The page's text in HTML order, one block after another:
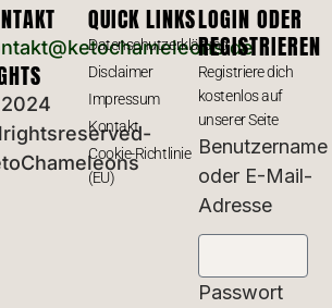
QUICK LINKS
Datenschutzerklärung
Disclaimer
Impressum
Kontakt
Cookie-Richtlinie
(EU)
LOGIN ODER
REGISTRIEREN
Registriere dich
kostenlos auf
unserer Seite
Benutzername
oder E-Mail-
Adresse
Passwort